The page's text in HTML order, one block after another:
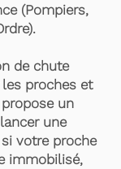
(Pompiers,
de chute
proches et
un
une
votre proche
immobilisé,